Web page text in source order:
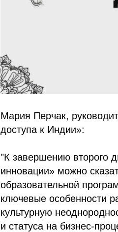
Мария Перчак,
доступа к Индии»:
"К завершению второго
инновации» можно
образовательной
ключевые особенности
культурную
и статуса на бизнес-